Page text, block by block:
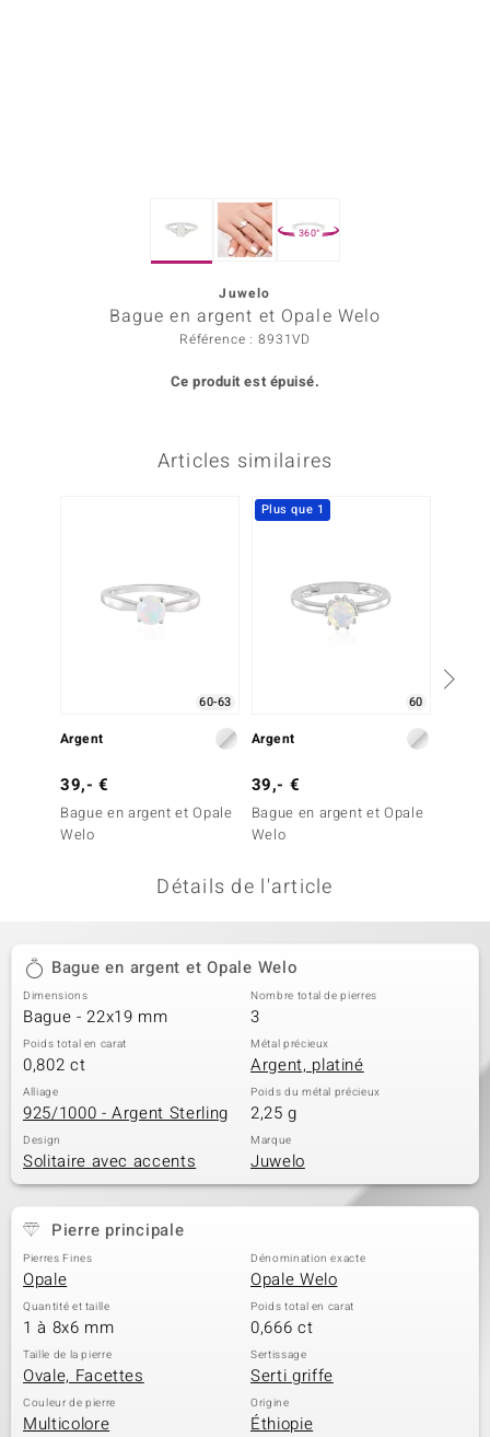
360°
Juwelo
Bague en argent et Opale Welo
Référence : 8931VD
Ce produit est épuisé.
Articles similaires
60-63
Argent
39,- €
Bague en argent et Opale
Welo
Plus que 1
60
Argent
39,- €
Bague en argent et Opale
Welo
Détails de l'article
Bague en argent et Opale Welo
Dimensions
Bague - 22x19 mm
Nombre total de pierres
3
Poids total en carat
0,802 ct
Métal précieux
Argent, platiné
Alliage
925/1000 - Argent Sterling
Poids du métal précieux
2,25 g
Design
Solitaire avec accents
Marque
Juwelo
Pierre principale
Pierres Fines
Opale
Dénomination exacte
Opale Welo
Quantité et taille
1 à 8x6 mm
Poids total en carat
0,666 ct
Taille de la pierre
Ovale, Facettes
Sertissage
Serti griffe
Couleur de pierre
Multicolore
Origine
Éthiopie